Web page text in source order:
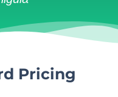
Pricing